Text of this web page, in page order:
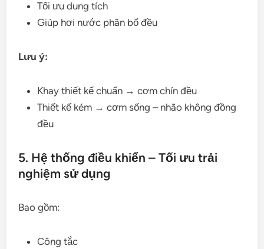
Tối ưu dung tích
Giúp hơi nước phân bổ đều
Lưu ý:
Khay thiết kế chuẩn → cơm chín đều
Thiết kế kém → cơm sống – nhão không đồng
đều
5. Hệ thống điều khiển – Tối ưu trải
nghiệm sử dụng
Bao gồm:
Công tắc